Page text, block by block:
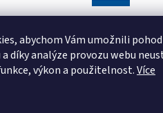
abychom Vám umožnili
díky analýze provozu webu
výkon a použitelnost.Více
Oficiální webové stránky NTC